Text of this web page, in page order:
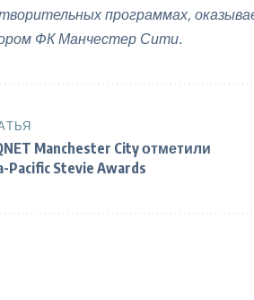
программах,
ФК Манчестер Сити.
Manchester City отметили
Pacific Stevie Awards